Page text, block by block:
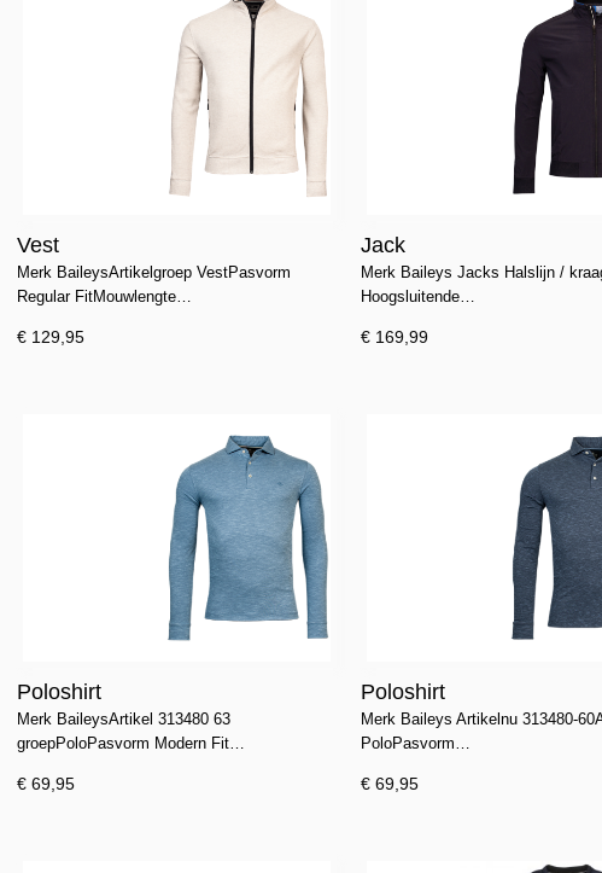
Vest
Merk BaileysArtikelgroep VestPasvorm
Regular FitMouwlengte…
€ 129,95
Jack
Merk Baileys Jacks Halslijn /
Hoogsluitende…
€ 169,99
Poloshirt
Merk BaileysArtikel 313480 63
groepPoloPasvorm Modern Fit…
€ 69,95
Poloshirt
Merk Baileys Artikelnu 313480-
PoloPasvorm…
€ 69,95